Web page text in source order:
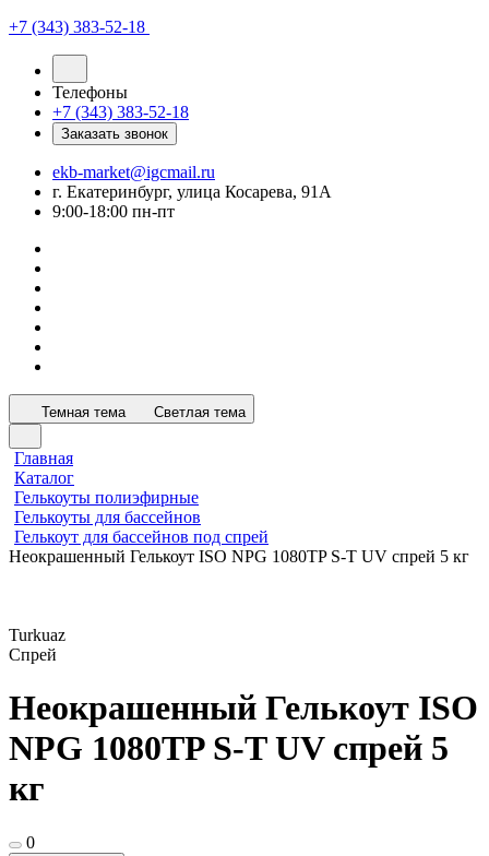
+7 (343) 383-52-18
Телефоны
+7 (343) 383-52-18
Заказать звонок
ekb-market@igcmail.ru
г. Екатеринбург, улица Косарева, 91А
9:00-18:00 пн-пт
Темная тема Светлая тема
Главная
Каталог
Гелькоуты полиэфирные
Гелькоуты для бассейнов
Гелькоут для бассейнов под спрей
Неокрашенный Гелькоут ISO NPG 1080TP S-T UV спрей 5 кг
Turkuaz
Спрей
Неокрашенный Гелькоут ISO
NPG 1080TP S-T UV спрей 5
кг
0